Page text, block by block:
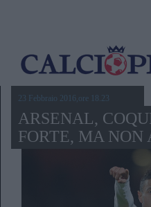
23 Febbraio 2016,ore 18.23
ARSENAL,
FORTE, MA NON